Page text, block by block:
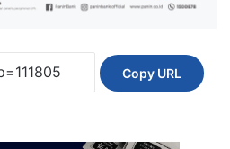
Copy URL